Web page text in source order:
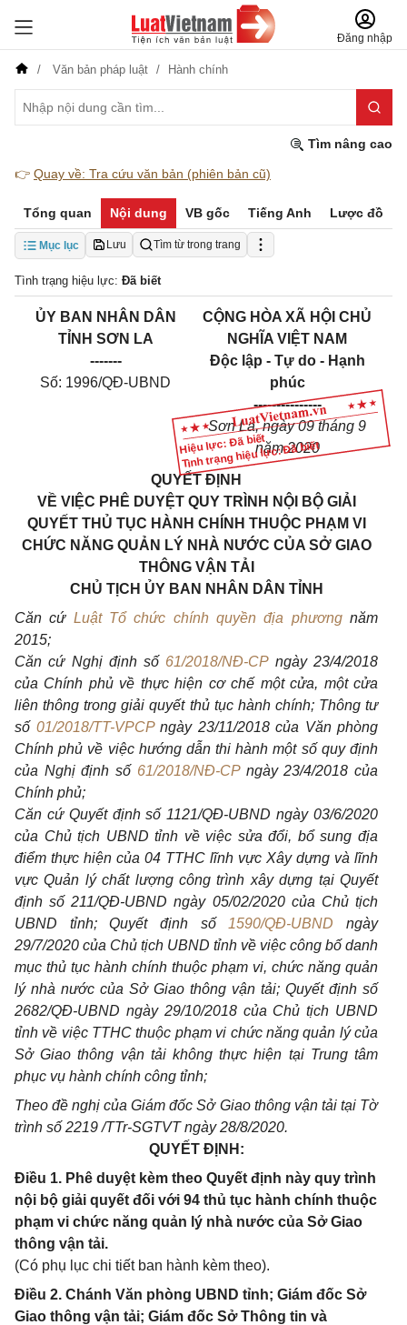
Đăng nhập
Văn bản pháp luật Hành chính
Tìm nâng cao
👉 Quay về: Tra cứu văn bản (phiên bản cũ)
Tổng quan Nội dung VB gốc Tiếng Anh Lược đồ
Mục lục Lưu Tìm từ trong trang
Tình trạng hiệu lực: Đã biết
Hiệu lực: Đã biết
Tình trạng hiệu lực: Đã biết
ỦY BAN NHÂN DÂN
TỈNH SƠN LA
-------
Số: 1996/QĐ-UBND
CỘNG HÒA XÃ HỘI CHỦ
NGHĨA VIỆT NAM
Độc lập - Tự do - Hạnh
phúc
---------------
Sơn La, ngày09tháng 9
năm 2020
QUYẾT ĐỊNH
VỀ VIỆC PHÊ DUYỆT QUY TRÌNH NỘI BỘ GIẢI
QUYẾT THỦ TỤC HÀNH CHÍNH THUỘC PHẠM VI
CHỨC NĂNG QUẢN LÝ NHÀ NƯỚC CỦA SỞ GIAO
THÔNG VẬN TẢI
CHỦ TỊCH ỦY BAN NHÂN DÂN TỈNH
Căn cứ Luật Tổ chức chính quyền địa phươngnăm
2015;
Căn cứ Nghị định số 61/2018/NĐ-CPngày 23/4/2018
của Chính phủ về thực hiện cơ chế một cửa, một cửa
liên thông trong giải quyết thủ tục hành chính; Thông tư
số 01/2018/TT-VPCPngày 23/11/2018 của Văn phòng
Chính phủ về việc hướng dẫn thi hành một số quy định
của Nghị định số 61/2018/NĐ-CP ngày 23/4/2018 của
Chính phủ;
Căn cứ Quyết định số 1121/QĐ-UBND ngày 03/6/2020
của Chủ tịch UBND tỉnh về việc sửa đổi, bổ sung địa
điểm thực hiện của 04 TTHC lĩnh vực Xây dựng và lĩnh
vực Quản lý chất lượng công trình xây dựng tại Quyết
định số 211/QĐ-UBND ngày 05/02/2020 của Chủ tịch
UBND tỉnh; Quyết định số 1590/QĐ-UBND ngày
29/7/2020 của Chủ tịch UBND tỉnh về việc công bố danh
mục thủ tục hành chính thuộc phạm vi, chức năng quản
lý nhà nước của Sở Giao thông vận tải; Quyết định số
2682/QĐ-UBND ngày 29/10/2018 của Chủ tịch UBND
tỉnh về việc TTHC thuộc phạm vi chức năng quản lý của
Sở Giao thông vận tải không thực hiện tại Trung tâm
phục vụ hành chính công tỉnh;
Theo đề nghị của Giám đốc Sở Giao thông vận tải tại Tờ
trình số 2219 /TTr-SGTVT ngày 28/8/2020.
QUYẾT ĐỊNH:
Điều 1. Phê duyệt kèm theo Quyết định này quy trình
nội bộ giải quyết đối với 94 thủ tục hành chính thuộc
phạm vi chức năng quản lý nhà nước của Sở Giao
thông vận tải.
(Có phụ lục chi tiết ban hành kèm theo).
Điều 2. Chánh Văn phòng UBND tỉnh; Giám đốc Sở
Giao thông vận tải; Giám đốc Sở Thông tin và